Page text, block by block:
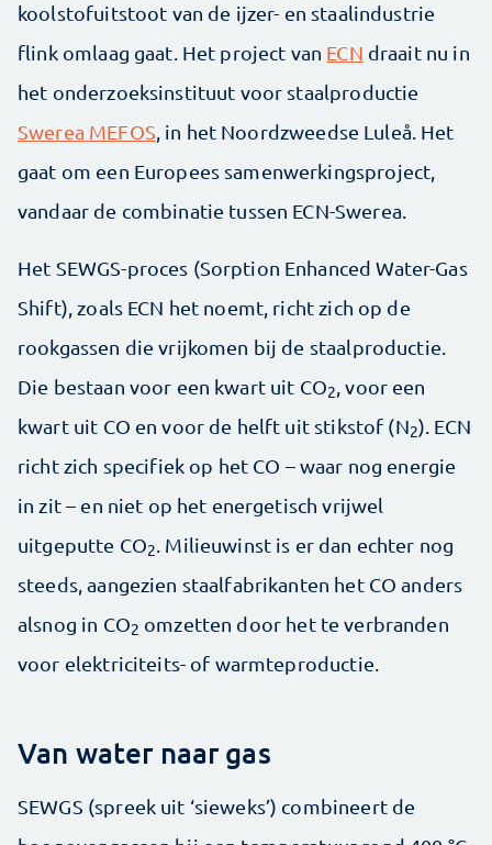
koolstofuitstoot van de ijzer- en staalindustrie
flink omlaag gaat. Het project van ECN draait nu in
het onderzoeksinstituut voor staalproductie
Swerea MEFOS , in het Noordzweedse Luleå. Het
gaat om een Europees samenwerkingsproject,
vandaar de combinatie tussen ECN-Swerea.
Het SEWGS-proces (Sorption Enhanced Water-Gas
Shift), zoals ECN het noemt, richt zich op de
rookgassen die vrijkomen bij de staalproductie.
Die bestaan voor een kwart uit CO2 , voor een
kwart uit CO en voor de helft uit stikstof (N2). ECN
richt zich specifiek op het CO – waar nog energie
in zit – en niet op het energetisch vrijwel
uitgeputte CO2 . Milieuwinst is er dan echter nog
steeds, aangezien staalfabrikanten het CO anders
alsnog in CO2 omzetten door het te verbranden
voor elektriciteits- of warmteproductie.
Van water naar gas
SEWGS (spreek uit ‘sieweks’) combineert de